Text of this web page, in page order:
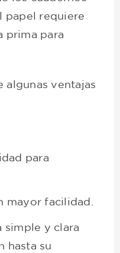
papel requiere
prima para
algunas ventajas
para
mayor facilidad.
simple y clara
hasta su